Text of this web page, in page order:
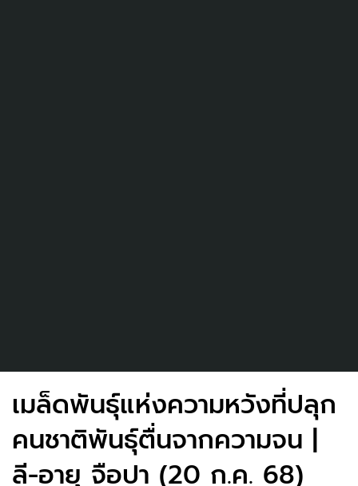
เมล็ดพันธุ์แห่งความหวังที่ปลุก
คนชาติพันธุ์ตื่นจากความจน |
ลี-อายุ จือปา (20 ก.ค. 68)